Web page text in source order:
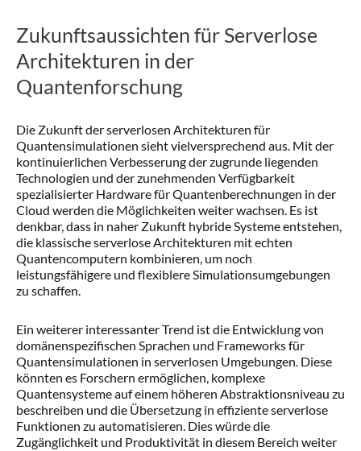
Zukunftsaussichten für Serverlose
Architekturen in der
Quantenforschung
Die Zukunft der serverlosen Architekturen für
Quantensimulationen sieht vielversprechend aus. Mit der
kontinuierlichen Verbesserung der zugrunde liegenden
Technologien und der zunehmenden Verfügbarkeit
spezialisierter Hardware für Quantenberechnungen in der
Cloud werden die Möglichkeiten weiter wachsen. Es ist
denkbar, dass in naher Zukunft hybride Systeme entstehen,
die klassische serverlose Architekturen mit echten
Quantencomputern kombinieren, um noch
leistungsfähigere und flexiblere Simulationsumgebungen
zu schaffen.
Ein weiterer interessanter Trend ist die Entwicklung von
domänenspezifischen Sprachen und Frameworks für
Quantensimulationen in serverlosen Umgebungen. Diese
könnten es Forschern ermöglichen, komplexe
Quantensysteme auf einem höheren Abstraktionsniveau zu
beschreiben und die Übersetzung in effiziente serverlose
Funktionen zu automatisieren. Dies würde die
Zugänglichkeit und Produktivität in diesem Bereich weiter